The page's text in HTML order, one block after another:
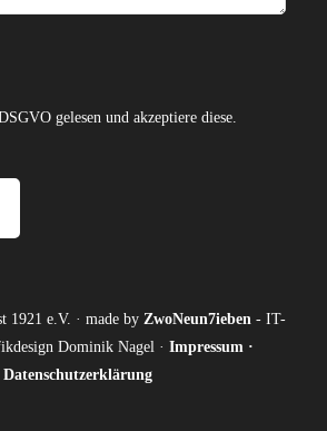
leer.
gelesen und akzeptiere diese.
1921 e.V. · made by ZwoNeun7ieben - IT-
Dominik Nagel · Impressum ·
Datenschutzerklärung